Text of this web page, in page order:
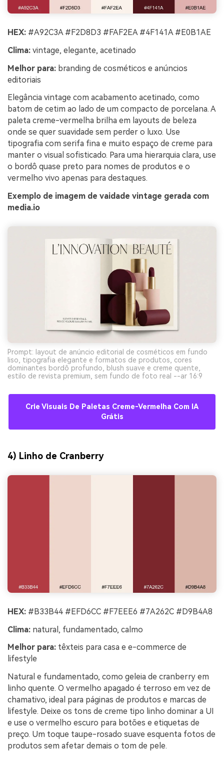
HEX: #A92C3A #F2D8D3 #FAF2EA #4F141A #E0B1AE
Clima: vintage, elegante, acetinado
Melhor para: branding de cosméticos e anúncios
editoriais
Elegância vintage com acabamento acetinado, como
batom de cetim ao lado de um compacto de porcelana. A
paleta creme-vermelha brilha em layouts de beleza
onde se quer suavidade sem perder o luxo. Use
tipografia com serifa fina e muito espaço de creme para
manter o visual sofisticado. Para uma hierarquia clara, use
o bordô quase preto para nomes de produtos e o
vermelho vivo apenas para destaques.
Exemplo de imagem de vaidade vintage gerada com
media.io
Prompt: layout de anúncio editorial de cosméticos em fundo
liso, tipografia elegante e formatos de produtos, cores
dominantes bordô profundo, blush suave e creme quente,
estilo de revista premium, sem fundo de foto real --ar 16:9
Crie Visuais De Paletas Creme-Vermelha Com IA
Grátis
4) Linho de Cranberry
HEX: #B33B44 #EFD6CC #F7EEE6 #7A262C #D9B4A8
Clima: natural, fundamentado, calmo
Melhor para: têxteis para casa e e-commerce de
lifestyle
Natural e fundamentado, como geleia de cranberry em
linho quente. O vermelho apagado é terroso em vez de
chamativo, ideal para páginas de produtos e marcas de
lifestyle. Deixe os tons de creme tipo linho dominar a UI
e use o vermelho escuro para botões e etiquetas de
preço. Um toque taupe-rosado suave esquenta fotos de
produtos sem afetar demais o tom de pele.